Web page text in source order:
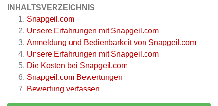
INHALTSVERZEICHNIS
Snapgeil.com
Unsere Erfahrungen mit Snapgeil.com
Anmeldung und Bedienbarkeit von Snapgeil.com
Unsere Erfahrungen mit Snapgeil.com
Die Kosten bei Snapgeil.com
Snapgeil.com Bewertungen
Bewertung verfassen